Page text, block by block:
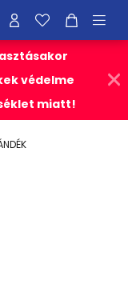
védelme
miatt!